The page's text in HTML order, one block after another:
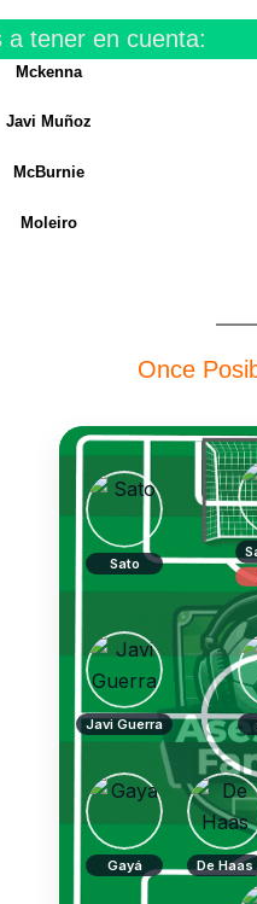
a tener en cuenta:
Mckenna
Javi Muñoz
McBurnie
Moleiro
Once
Gayá De Haas
Javi Guerra
Sato